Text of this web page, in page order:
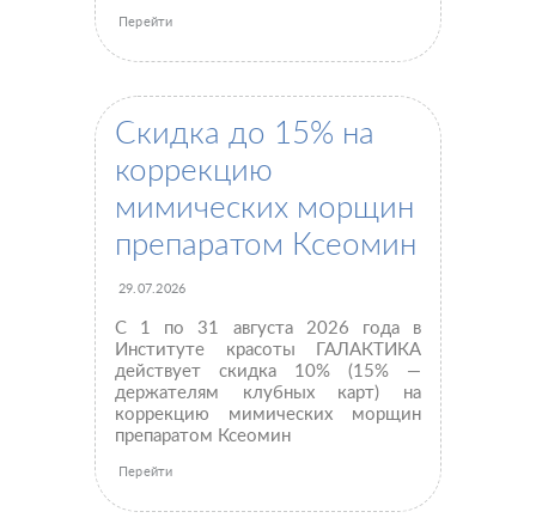
Перейти
Скидка до 15% на
коррекцию
мимических морщин
препаратом Ксеомин
29.07.2026
С 1 по 31 августа 2026 года в
Институте красоты ГАЛАКТИКА
действует скидка 10% (15% —
держателям клубных карт) на
коррекцию мимических морщин
препаратом Ксеомин
Перейти